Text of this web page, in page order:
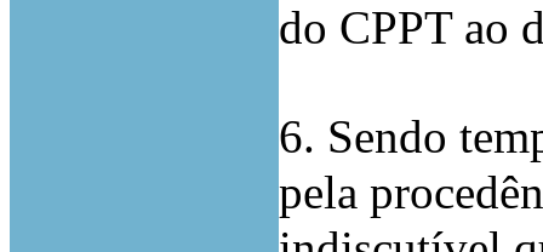
do CPPT ao
6. Sendo
pela